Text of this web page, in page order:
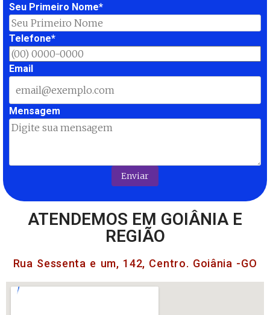
Seu Primeiro Nome*
Telefone*
Email
Mensagem
ATENDEMOS EM GOIÂNIA E
REGIÃO
Rua Sessenta e um, 142, Centro. Goiânia -GO​